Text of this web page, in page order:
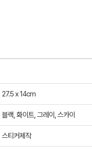
27.5 x 14cm
블랙, 화이트, 그레이, 스카이
스티커제작